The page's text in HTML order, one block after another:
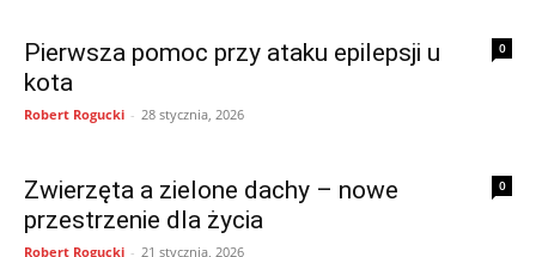
0
Pierwsza pomoc przy ataku epilepsji u
kota
Robert Rogucki - 28 stycznia, 2026
0
Zwierzęta a zielone dachy – nowe
przestrzenie dla życia
Robert Rogucki - 21 stycznia, 2026